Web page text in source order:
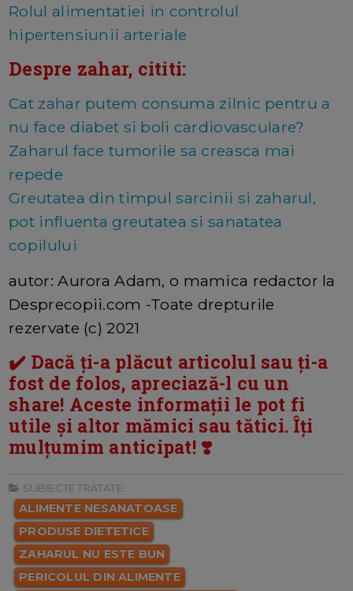
Rolul alimentatiei in controlul
hipertensiunii arteriale
Despre zahar, cititi:
Cat zahar putem consuma zilnic pentru a
nu face diabet si boli cardiovasculare?
Zaharul face tumorile sa creasca mai
repede
Greutatea din timpul sarcinii si zaharul,
pot influenta greutatea si sanatatea
copilului
autor: Aurora Adam, o mamica redactor la
Desprecopii.com -Toate drepturile
rezervate (c) 2021
✔️ Dacă ți-a plăcut articolul sau ți-a
fost de folos, apreciază-l cu un
share! Aceste informații le pot fi
utile și altor mămici sau tătici. Îți
mulțumim anticipat! ❣️
SUBIECTE TRATATE:
ALIMENTE NESANATOASE
PRODUSE DIETETICE
ZAHARUL NU ESTE BUN
PERICOLUL DIN ALIMENTE